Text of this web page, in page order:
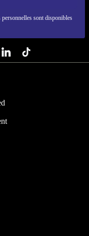
sont disponibles